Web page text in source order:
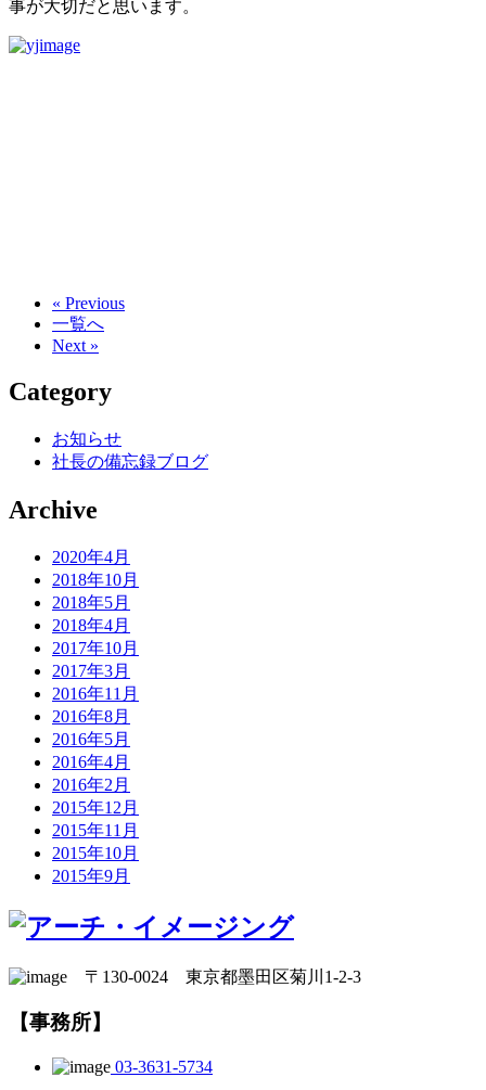
事が大切だと思います。
« Previous
一覧へ
Next »
Category
お知らせ
社長の備忘録ブログ
Archive
2020年4月
2018年10月
2018年5月
2018年4月
2017年10月
2017年3月
2016年11月
2016年8月
2016年5月
2016年4月
2016年2月
2015年12月
2015年11月
2015年10月
2015年9月
〒130-0024 東京都墨田区菊川1-2-3
【事務所】
03-3631-5734